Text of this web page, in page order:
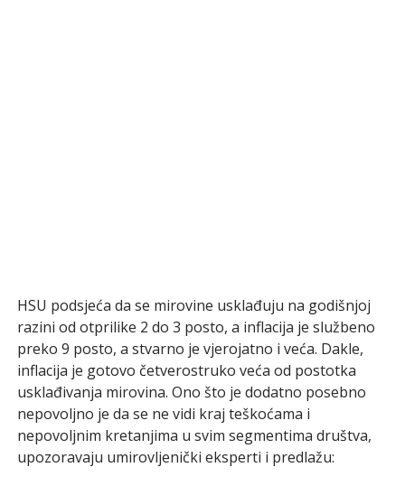
HSU podsjeća da se mirovine usklađuju na godišnjoj
razini od otprilike 2 do 3 posto, a inflacija je službeno
preko 9 posto, a stvarno je vjerojatno i veća. Dakle,
inflacija je gotovo četverostruko veća od postotka
usklađivanja mirovina. Ono što je dodatno posebno
nepovoljno je da se ne vidi kraj teškoćama i
nepovoljnim kretanjima u svim segmentima društva,
upozoravaju umirovljenički eksperti i predlažu: